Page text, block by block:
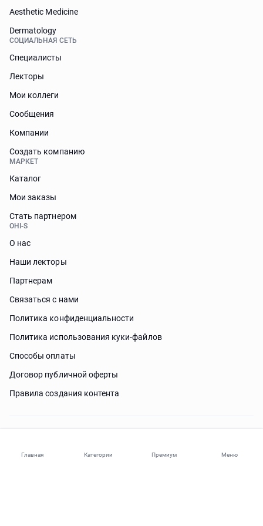
Главная Категории Премиум Меню
Aesthetic Medicine
Dermatology
СОЦИАЛЬНАЯ СЕТЬ
Специалисты
Лекторы
Мои коллеги
Сообщения
Компании
Создать компанию
МАРКЕТ
Каталог
Мои заказы
Стать партнером
OHI-S
О нас
Наши лекторы
Партнерам
Связаться с нами
Политика конфиденциальности
Политика использования куки-файлов
Способы оплаты
Договор публичной оферты
Правила создания контента
Нужна помощь?